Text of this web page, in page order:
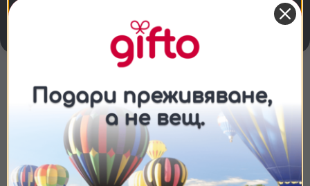
лица с тежки заболявания.
Повече информация
Какво включва пакет PRO?
Как започва процесът?
Съгласие Подробности Относно
Ние използваме бисквитки. Използваме
бисквитки и подобни технологии, за да осигурим